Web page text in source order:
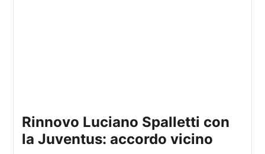
rinnovo Luciano Spalletti con
la Juventus: accordo vicino